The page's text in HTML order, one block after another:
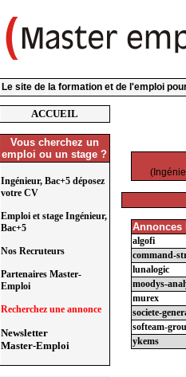
Le site de la formation et de l'emploi
ACCUEIL
Vous cherchez un
emploi ou un stage ?
Ingénieur, Bac+5 déposez
votre CV
Emploi et stage Ingénieur,
Bac+5
Nos Recruteurs
Partenaires Master-
Emploi
Recherchez une annonce
Newsletter
Master-Emploi
Annonces
algofi
command-
lunalogic
moodys-
murex
societe-
softeam-
ykems